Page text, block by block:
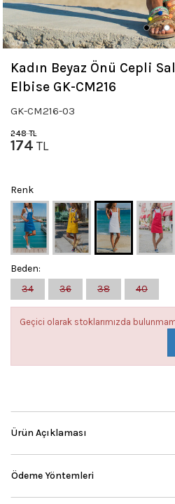
Kadın Beyaz Önü Cepli
Elbise GK-CM216
GK-CM216-03
248TL
174 TL
Renk
Beden:
34
36 38 40
Geçici olarak stoklarımızda
Ürün Açıklaması
Ödeme Yöntemleri